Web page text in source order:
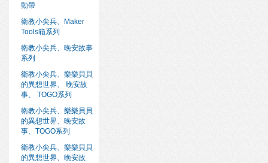
動帶
衛教小尖兵、Maker
Tools箱系列
衛教小尖兵、晚安故事
系列
衛教小尖兵、樂樂貝貝
的異想世界、 晚安故
事、 TOGO系列
衛教小尖兵、樂樂貝貝
的異想世界、晚安故
事、TOGO系列
衛教小尖兵、樂樂貝貝
的異想世界、晚安故